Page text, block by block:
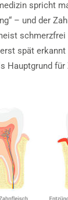
spricht
– und der
spät
Hauptgrund für